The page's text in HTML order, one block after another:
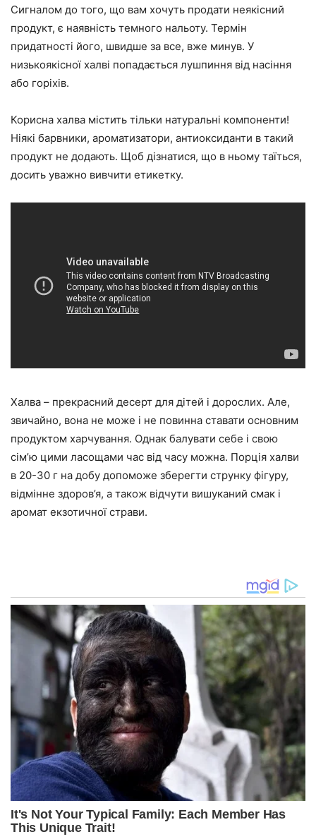
Сигналом до того, що вам хочуть продати неякісний
продукт, є наявність темного нальоту. Термін
придатності його, швидше за все, вже минув. У
низькоякісної халві попадається лушпиння від насіння
або горіхів.
Корисна халва містить тільки натуральні компоненти!
Ніякі барвники, ароматизатори, антиоксиданти в такий
продукт не додають. Щоб дізнатися, що в ньому таїться,
досить уважно вивчити етикетку.
Халва – прекрасний десерт для дітей і дорослих. Але,
звичайно, вона не може і не повинна ставати основним
продуктом харчування. Однак балувати себе і свою
сім’ю цими ласощами час від часу можна. Порція халви
в 20-30 г на добу допоможе зберегти струнку фігуру,
відмінне здоров’я, а також відчути вишуканий смак і
аромат екзотичної страви.